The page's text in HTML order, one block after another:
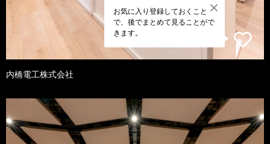
お気に入り登録しておくこと
で、後でまとめて見ることがで
きます。
内橋電工株式会社